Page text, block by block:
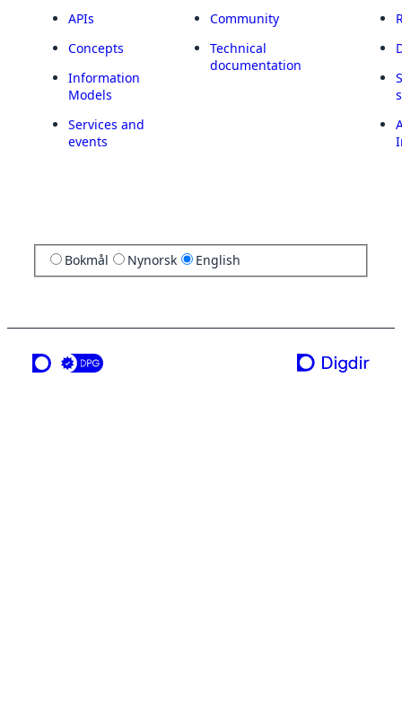
APIs
Concepts
Information
Models
Services and
events
Community
Technical
documentation
Bokmål Nynorsk English